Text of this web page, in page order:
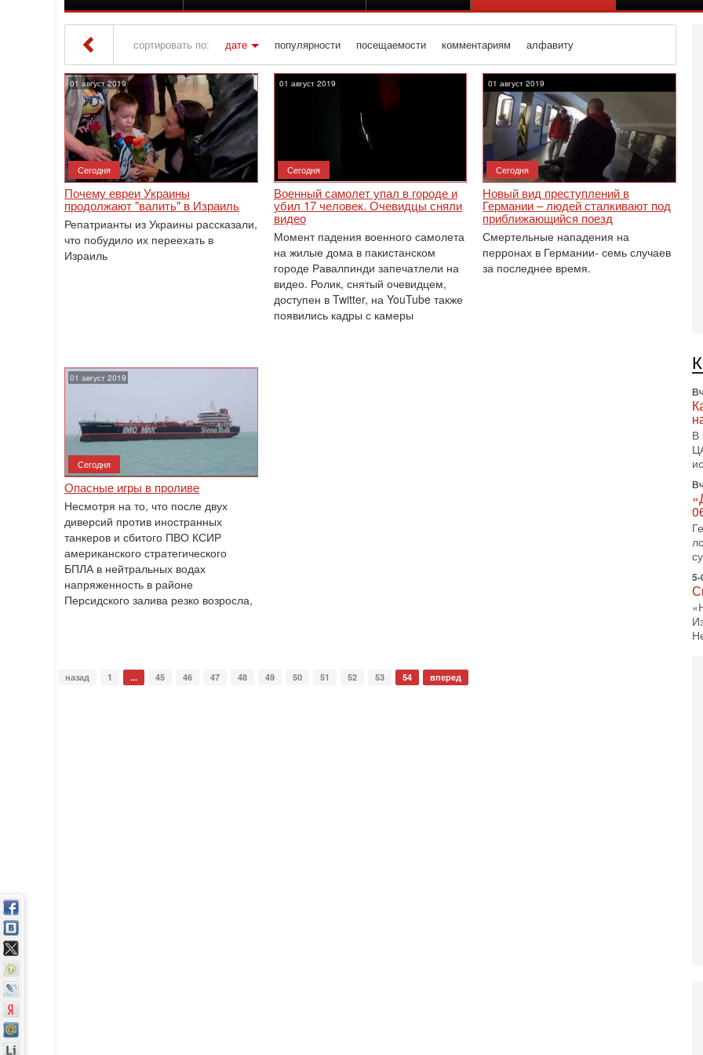
сортировать по: дате популярности посещаемости комментариям алфавиту
Iton TV» Материалы за Август 2019 года » Страница 54
01 август 2019
Сегодня
Почему евреи Украины
продолжают "валить" в Израиль
Репатрианты из Украины рассказали,
что побудило их переехать в
Израиль
01 август 2019
Сегодня
Военный самолет упал в городе и
убил 17 человек. Очевидцы сняли
видео
Момент падения военного самолета
на жилые дома в пакистанском
городе Равалпинди запечатлели на
видео. Ролик, снятый очевидцем,
доступен в Twitter, на YouTube также
появились кадры с камеры
01 август 2019
Сегодня
Новый вид преступлений в
Германии – людей сталкивают под
приближающийся поезд
Смертельные нападения на
перронах в Германии- семь случаев
за последнее время.
01 август 2019
Сегодня
Опасные игры в проливе
Несмотря на то, что после двух
диверсий против иностранных
танкеров и сбитого ПВО КСИР
американского стратегического
БПЛА в нейтральных водах
напряженность в районе
Персидского залива резко возросла,
назад 1 ... 45 46 47 48 49 50 51 52 53 54 вперед
В
5-